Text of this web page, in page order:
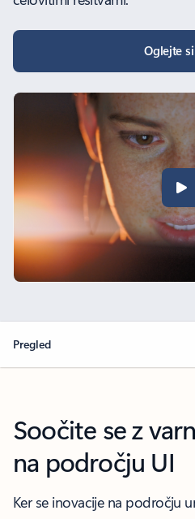
Oglejte
Pregled
Soočite se z
na področju UI
Ker se inovacije na področju